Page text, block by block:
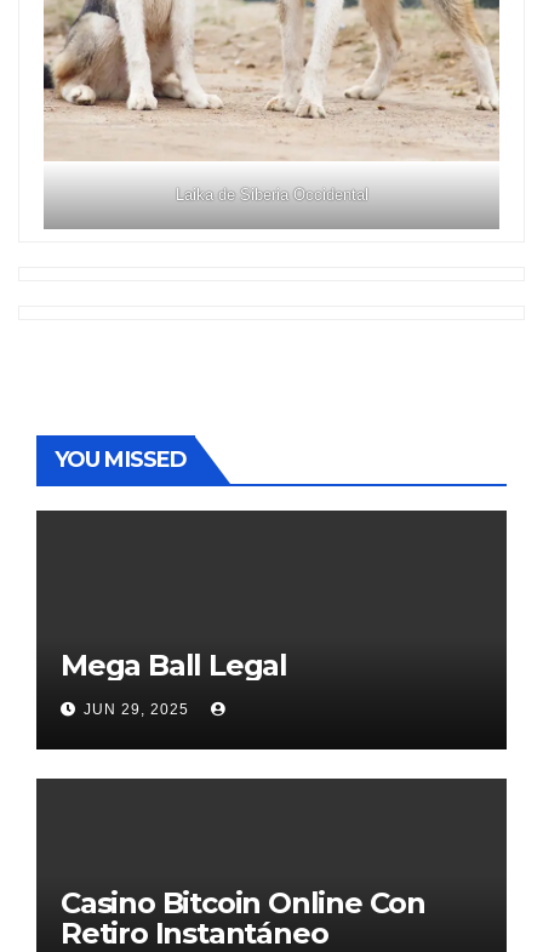
Laika de Siberia Occidental
YOU MISSED
Mega Ball Legal
JUN 29, 2025
Casino Bitcoin Online Con
Retiro Instantáneo